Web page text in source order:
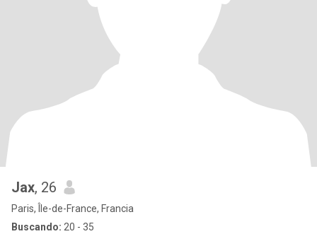
Jax, 26
Paris, Île-de-France, Francia
Buscando: 20 - 35